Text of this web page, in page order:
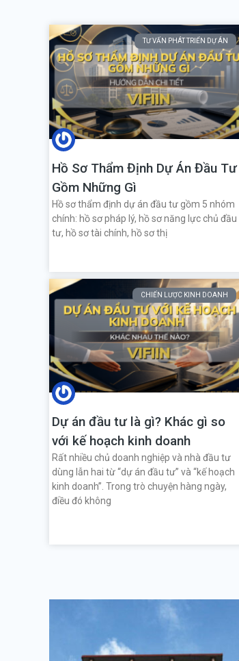
TƯ VẤN PHÁT TRIỂN DỰ ÁN
Hồ Sơ Thẩm Định Dự Án Đầu Tư
Gồm Những Gì
Hồ sơ thẩm định dự án đầu tư gồm 5 nhóm
chính: hồ sơ pháp lý, hồ sơ năng lực chủ đầu
tư, hồ sơ tài chính, hồ sơ thị
CHIẾN LƯỢC KINH DOANH
Dự án đầu tư là gì? Khác gì so
với kế hoạch kinh doanh
Rất nhiều chủ doanh nghiệp và nhà đầu tư
dùng lẫn hai từ “dự án đầu tư” và “kế hoạch
kinh doanh”. Trong trò chuyện hàng ngày,
điều đó không